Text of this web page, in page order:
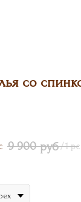
со
9 900 руб/1 pc